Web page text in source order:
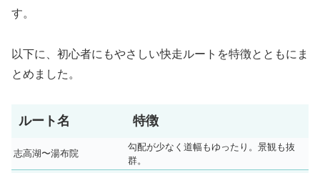
す。
以下に、初心者にもやさしい快走ルートを特徴とともにま
とめました。
ルート名 特徴
志高湖〜湯布院
勾配が少なく道幅もゆったり。景観も抜
群。